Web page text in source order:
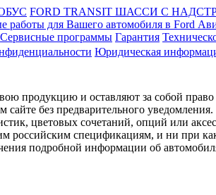
FORD TRANSIT ШАССИ С
работы для Вашего автомобиля в Ford
Сервисные программы Гарантия
Юридическая
продукцию и оставляют за собой
без предварительного
цветовых сочетаний, опций или
российским спецификациям, и ни при
подробной информации об